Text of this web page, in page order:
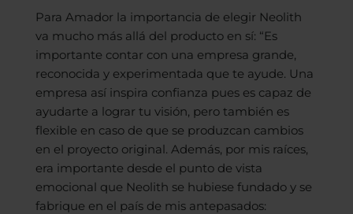
Para Amador la importancia de elegir Neolith
va mucho más allá del producto en sí: “Es
importante contar con una empresa grande,
reconocida y experimentada que te ayude. Una
empresa así inspira confianza pues es capaz de
ayudarte a lograr tu visión, pero también es
flexible en caso de que se produzcan cambios
en el proyecto original. Además, por mis raíces,
era importante desde el punto de vista
emocional que Neolith se hubiese fundado y se
fabrique en el país de mis antepasados: